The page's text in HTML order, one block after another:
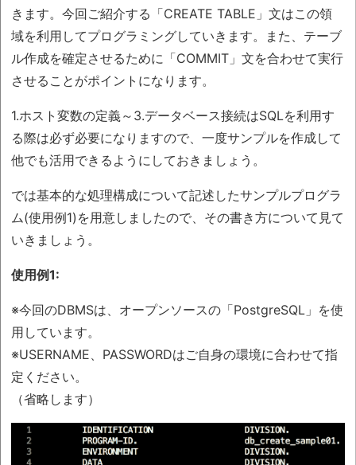
きます。今回ご紹介する「CREATE TABLE」文はこの領
域を利用してプログラミングしていきます。また、テーブ
ル作成を確定させるために「COMMIT」文を合わせて実行
させることがポイントになります。
1.ホスト変数の定義～3.データベース接続はSQLを利用す
る際は必ず必要になりますので、一度サンプルを作成して
他でも活用できるようにしておきましょう。
では基本的な処理構成について記述したサンプルプログラ
ム(使用例1)を用意しましたので、その書き方について見て
いきましょう。
使用例1:
※今回のDBMSは、オープンソースの「PostgreSQL」を使
用しています。
※USERNAME、PASSWORDはご自身の環境に合わせて指
定ください。
（省略します）